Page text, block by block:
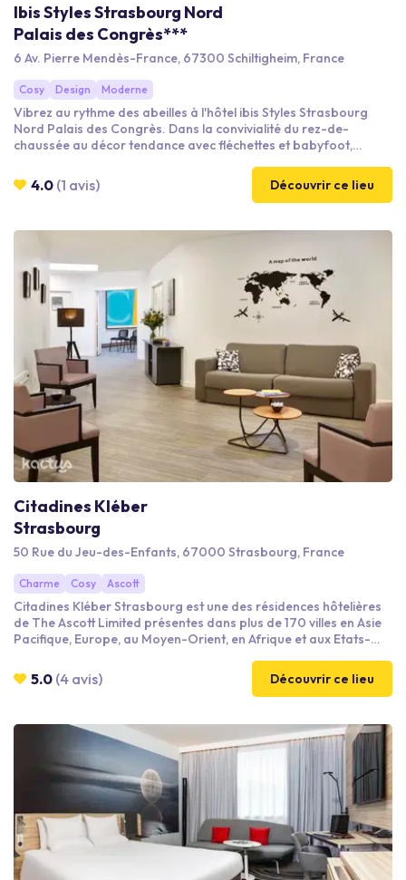
Ibis Styles Strasbourg Nord
Palais des Congrès***
6 Av. Pierre Mendès-France, 67300 Schiltigheim, France
Cosy Design Moderne
Vibrez au rythme des abeilles à l'hôtel ibis Styles Strasbourg
Nord Palais des Congrès. Dans la convivialité du rez-de-
chaussée au décor tendance avec fléchettes et babyfoot,
espaces de coworking. Puis dans le cocon reposant de nos
chambres au décor épuré, élégant et naturel. Vivez une
4.0 (1 avis) Découvrir ce lieu
Citadines Kléber
Strasbourg
50 Rue du Jeu-des-Enfants, 67000 Strasbourg, France
Charme Cosy Ascott
Citadines Kléber Strasbourg est une des résidences hôtelières
de The Ascott Limited présentes dans plus de 170 villes en Asie
Pacifique, Europe, au Moyen-Orient, en Afrique et aux Etats-
Strasbourg a été entièrement rénovée pour un confort optimal
avec un clin d'oeil à l'architecture Alsacienne.
5.0 (4 avis) Découvrir ce lieu